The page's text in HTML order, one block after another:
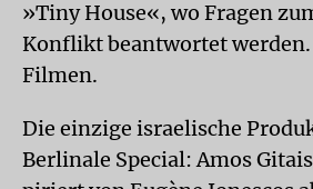
»Tiny House«, wo Fragen
Konflikt beantwortet werden.
Filmen.
Die einzige israelische
Berlinale Special: Amos Gitais